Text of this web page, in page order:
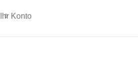
Ihr Konto